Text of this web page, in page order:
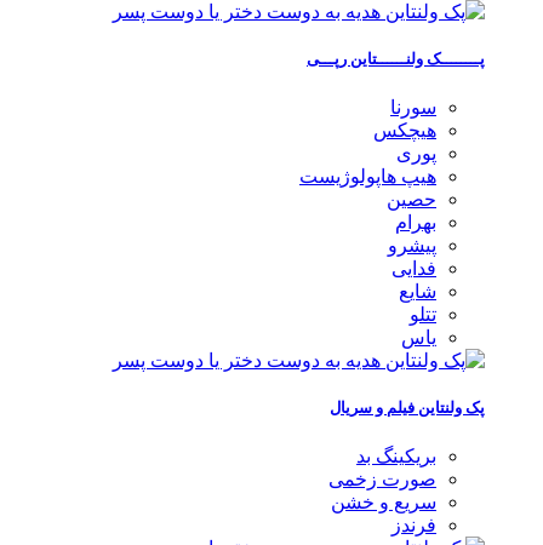
پــــــــک ولنــــــتاین رپـــی
سورنا
هیچکس
پوری
هیپ هاپولوژیست
حصین
بهرام
پیشرو
فدایی
شایع
تتلو
یاس
پک ولنتاین فیلم و سریال
بریکینگ بد
صورت زخمی
سریع و خشن
فرندز